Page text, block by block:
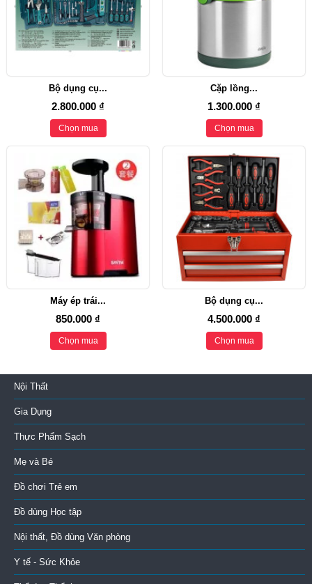
Bộ dụng cụ...
2.800.000 ₫
Chọn mua
Cặp lồng...
1.300.000 ₫
Chọn mua
Máy ép trái...
850.000 ₫
Chọn mua
Bộ dụng cụ...
4.500.000 ₫
Chọn mua
Nội Thất
Gia Dụng
Thực Phẩm Sạch
Mẹ và Bé
Đồ chơi Trẻ em
Đồ dùng Học tập
Nội thất, Đồ dùng Văn phòng
Y tế - Sức Khỏe